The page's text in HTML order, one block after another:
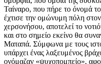
Ταίναρο, που πήρε το όνομά
έχτισε την ομώνυμη πόλη
χερσονήσου, αποτελεί το
και στο σημείο εκείνο θα
Ματαπά. Σύμφωνα με τους
υπάρχει ένας λαξευμένος
ονόμαζαν «ψυχοπομπείο»,